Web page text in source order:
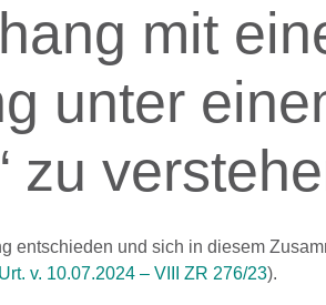
mit
unter
zu
entschieden und sich in diesem
v. 10.07.2024 – VIII ZR 276/23).